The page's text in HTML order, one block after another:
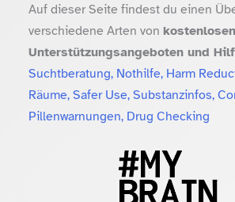
Auf dieser Seite findest du einen
verschiedene Arten von kostenlosen
Unterstützungsangeboten und
Suchtberatung, Nothilfe, Harm
Räume, Safer Use, Substanzinfos,
Pillenwarnungen, Drug Checking